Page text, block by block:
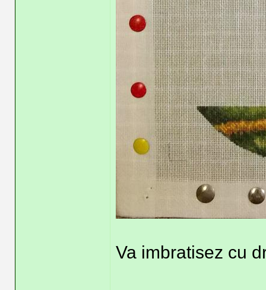
Va imbratisez cu